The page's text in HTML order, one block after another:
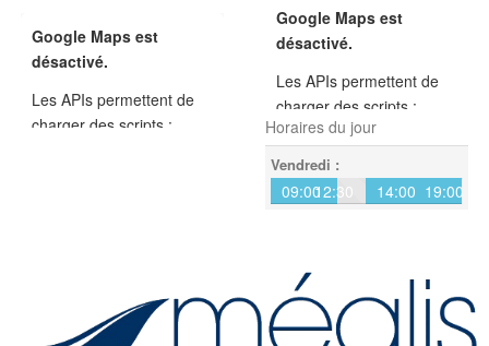
Google Maps est
désactivé.
Les APIs permettent de
charger des scripts :
cookies et l'utilisation de
technologies de suivi
Google Maps est
désactivé.
Les APIs permettent de
charger des scripts :
géolocalisation, moteurs
de recherche, traductions,
...
En autorisant ces services
cookies et l'utilisation de
technologies de suivi
nécessaires à leur bon
Horaires du jour
Vendredi :
09:0012:30 14:00 19:00